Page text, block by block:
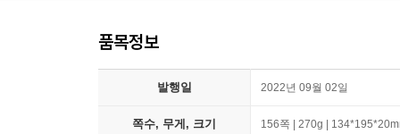
품목정보
발행일 2022년 09월 02일
쪽수, 무게, 크기 156쪽 | 270g |